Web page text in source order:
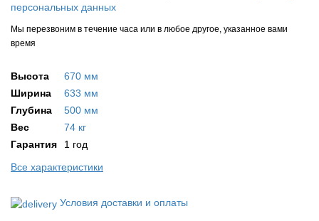
персональных данных
Мы перезвоним в течение часа или в любое другое, указанное вами
время
Высота
670 мм
Ширина
633 мм
Глубина
500 мм
Вес
74 кг
Гарантия
1 год
Все характеристики
Условия доставки и оплаты